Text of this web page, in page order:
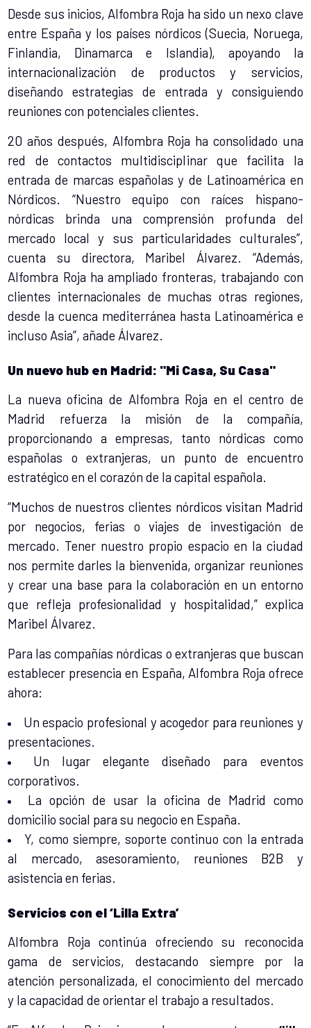
Desde sus inicios, Alfombra Roja ha sido un nexo clave
entre España y los países nórdicos (Suecia, Noruega,
Finlandia, Dinamarca e Islandia), apoyando la
internacionalización de productos y servicios,
diseñando estrategias de entrada y consiguiendo
reuniones con potenciales clientes.
20 años después, Alfombra Roja ha consolidado una
red de contactos multidisciplinar que facilita la
entrada de marcas españolas y de Latinoamérica en
Nórdicos. “Nuestro equipo con raíces hispano-
nórdicas brinda una comprensión profunda del
mercado local y sus particularidades culturales”,
cuenta su directora, Maribel Álvarez. “Además,
Alfombra Roja ha ampliado fronteras, trabajando con
clientes internacionales de muchas otras regiones,
desde la cuenca mediterránea hasta Latinoamérica e
incluso Asia”, añade Álvarez.
Un nuevo hub en Madrid: "Mi Casa, Su Casa"
La nueva oficina de Alfombra Roja en el centro de
Madrid refuerza la misión de la compañía,
proporcionando a empresas, tanto nórdicas como
españolas o extranjeras, un punto de encuentro
estratégico en el corazón de la capital española.
“Muchos de nuestros clientes nórdicos visitan Madrid
por negocios, ferias o viajes de investigación de
mercado. Tener nuestro propio espacio en la ciudad
nos permite darles la bienvenida, organizar reuniones
y crear una base para la colaboración en un entorno
que refleja profesionalidad y hospitalidad,” explica
Maribel Álvarez.
Para las compañías nórdicas o extranjeras que buscan
establecer presencia en España, Alfombra Roja ofrece
ahora:
Un espacio profesional y acogedor para reuniones y
presentaciones.
Un lugar elegante diseñado para eventos
corporativos.
La opción de usar la oficina de Madrid como
domicilio social para su negocio en España.
Y, como siempre, soporte continuo con la entrada
al mercado, asesoramiento, reuniones B2B y
asistencia en ferias.
Servicios con el ‘Lilla Extra’
Alfombra Roja continúa ofreciendo su reconocida
gama de servicios, destacando siempre por la
atención personalizada, el conocimiento del mercado
y la capacidad de orientar el trabajo a resultados.